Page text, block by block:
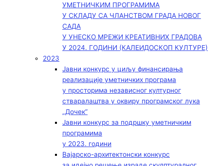
УМЕТНИЧКИМ ПРОГРАМИМА
У СКЛАДУ СА ЧЛАНСТВОМ ГРАДА НОВОГ
САДА
У УНЕСКО МРЕЖИ КРЕАТИВНИХ ГРАДОВА
У 2024. ГОДИНИ (КАЛЕИДОСКОП КУЛТУРЕ)
2023
Јавни конкурс у циљу финансирања
реализације уметничких програма
у просторима независног културног
стваралаштва у оквиру програмског лука
„Дочек”
Јавни конкурс за подршку уметничким
програмима
у 2023. години
Вајарско-архитектонски конкурс